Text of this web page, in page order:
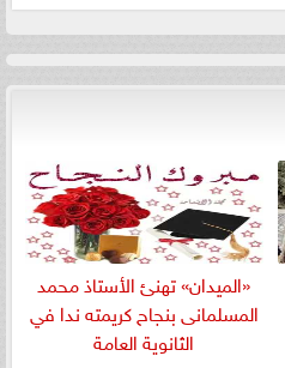
«الميدان» تهنئ الأستاذ محمد
المسلمانى بنجاح كريمته ندا في
الثانوية العامة